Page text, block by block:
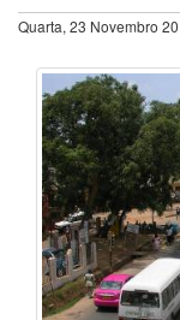
Quarta, 23 Novembro